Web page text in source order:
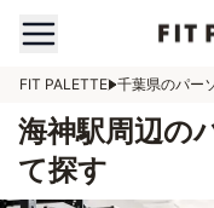
FIT PALETTE 千葉県のパー
海神駅周辺の
て探す